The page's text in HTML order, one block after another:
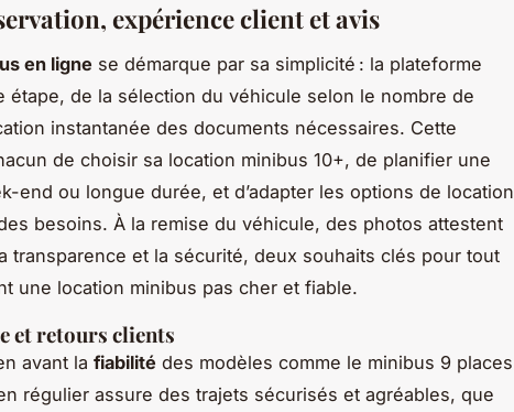
expérience client et avis
en ligne se démarque par sa simplicité : la plateforme
étape, de la sélection du véhicule selon le nombre de
instantanée des documents nécessaires. Cette
de choisir sa location minibus 10+, de planifier une
end ou longue durée, et d’adapter les options de location
besoins. À la remise du véhicule, des photos attestent
transparence et la sécurité, deux souhaits clés pour tout
une location minibus pas cher et fiable.
et retours clients
avant la fiabilité des modèles comme le minibus 9 places
régulier assure des trajets sécurisés et agréables, que